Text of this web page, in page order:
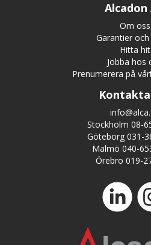
Alcadon
Om oss
Garantier
Hitta hit
Jobba hos
Prenumerera på
Stockholm 08-
Göteborg 031-
Malmö 040-
Örebro 019-